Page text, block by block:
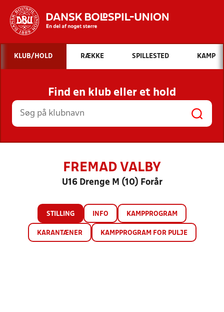
Hvad vil du søge efter?
INDHOLD OG NYHEDER
STILLINGER, RESULTATER, KLUBBER OG
HOLD
KLUB/HOLD RÆKKE SPILLESTED KAMP
Find en klub eller et hold
FREMAD VALBY
U16 Drenge M (10) Forår
STILLING INFO KAMPPROGRAM
KARANTÆNER KAMPPROGRAM FOR PULJE